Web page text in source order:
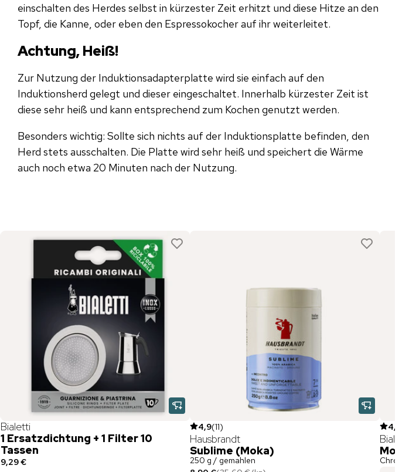
einschalten des Herdes selbst in kürzester Zeit erhitzt und diese Hitze an den
Topf, die Kanne, oder eben den Espressokocher auf ihr weiterleitet.
Achtung, Heiß!
Zur Nutzung der Induktionsadapterplatte wird sie einfach auf den
Induktionsherd gelegt und dieser eingeschaltet. Innerhalb kürzester Zeit ist
diese sehr heiß und kann entsprechend zum Kochen genutzt werden.
Besonders wichtig: Sollte sich nichts auf der Induktionsplatte befinden, den
Herd stets ausschalten. Die Platte wird sehr heiß und speichert die Wärme
auch noch etwa 20 Minuten nach der Nutzung.
Bialetti
1 Ersatzdichtung + 1 Filter 10
Tassen
9,29 €
4,9(11)
Hausbrandt
Sublime (Moka)
250 g / gemahlen
4,8
Bialetti